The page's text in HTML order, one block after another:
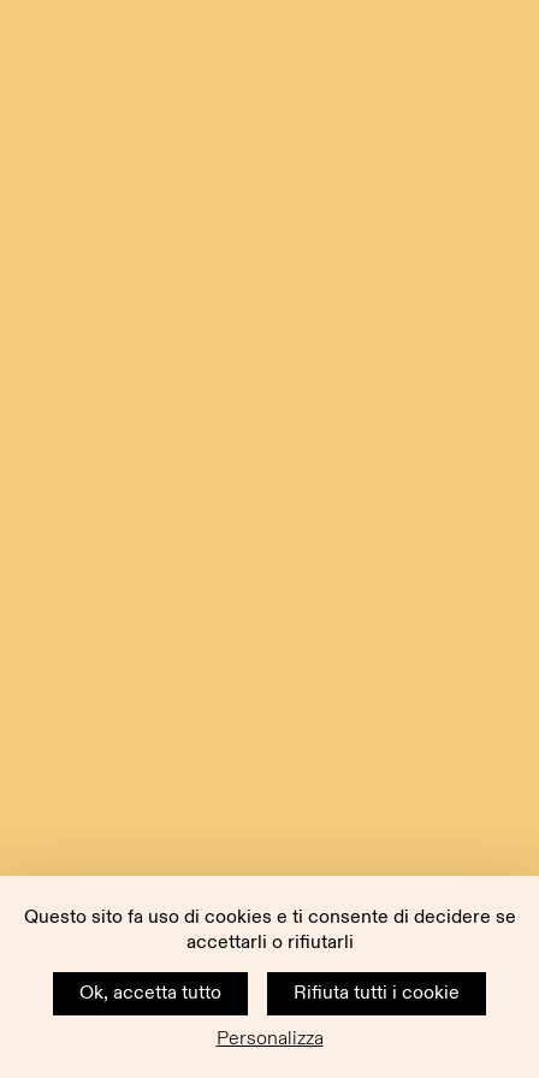
Questo sito fa uso di cookies e ti consente di decidere se
accettarli o rifiutarli
Ok, accetta tutto
Rifiuta tutti i cookie
Personalizza